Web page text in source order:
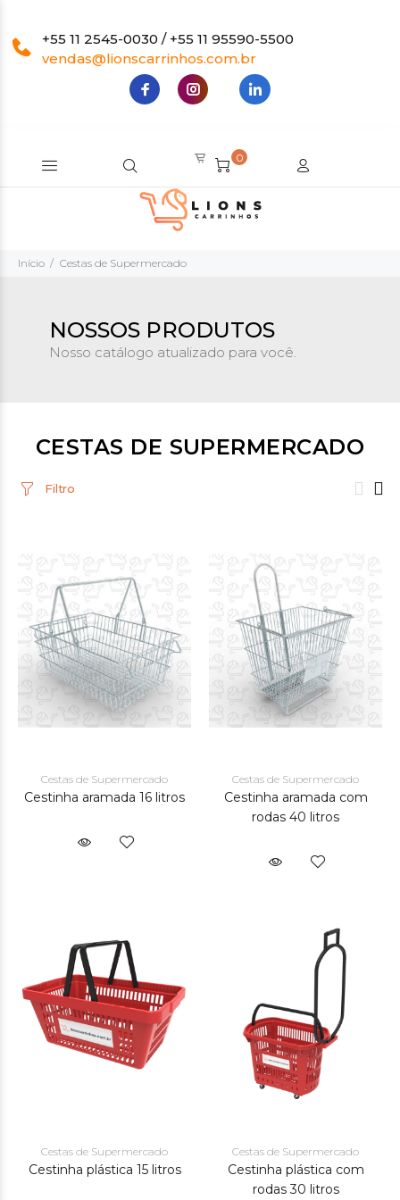
+55 11 2545-0030 / +55 11 95590-5500
vendas@lionscarrinhos.com.br
0
Início Cestas de Supermercado
NOSSOS PRODUTOS
Nosso catálogo atualizado para você.
CESTAS DE SUPERMERCADO
Filtro
Cestas de Supermercado
Cestinha aramada 16 litros
Cestas de Supermercado
Cestinha aramada com
rodas 40 litros
Cestas de Supermercado
Cestinha plástica 15 litros
Cestas de Supermercado
Cestinha plástica com
rodas 30 litros